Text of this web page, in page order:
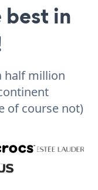
in
half million
of course not)